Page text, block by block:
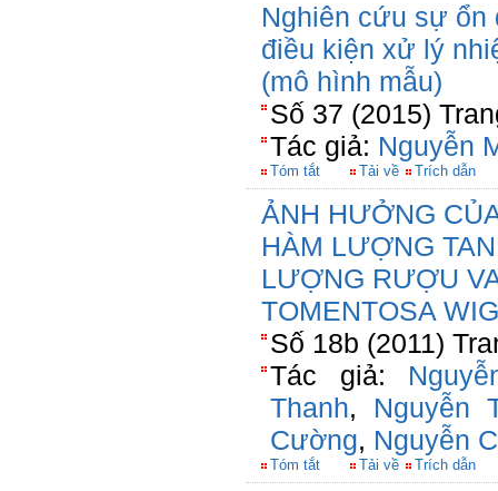
Nghiên cứu sự ổn
điều kiện xử lý
(mô hình mẫu)
Số 37 (2015)
Tác giả: Nguyễn
Tóm tắt Tải về Trích dẫn
ẢNH HƯỞNG
HÀM LƯỢNG
LƯỢNG RƯỢU
TOMENTOSA
Số 18b (2011)
Tác giả:
Thanh, Nguyễn
Cường, Nguyễn
Tóm tắt Tải về Trích dẫn